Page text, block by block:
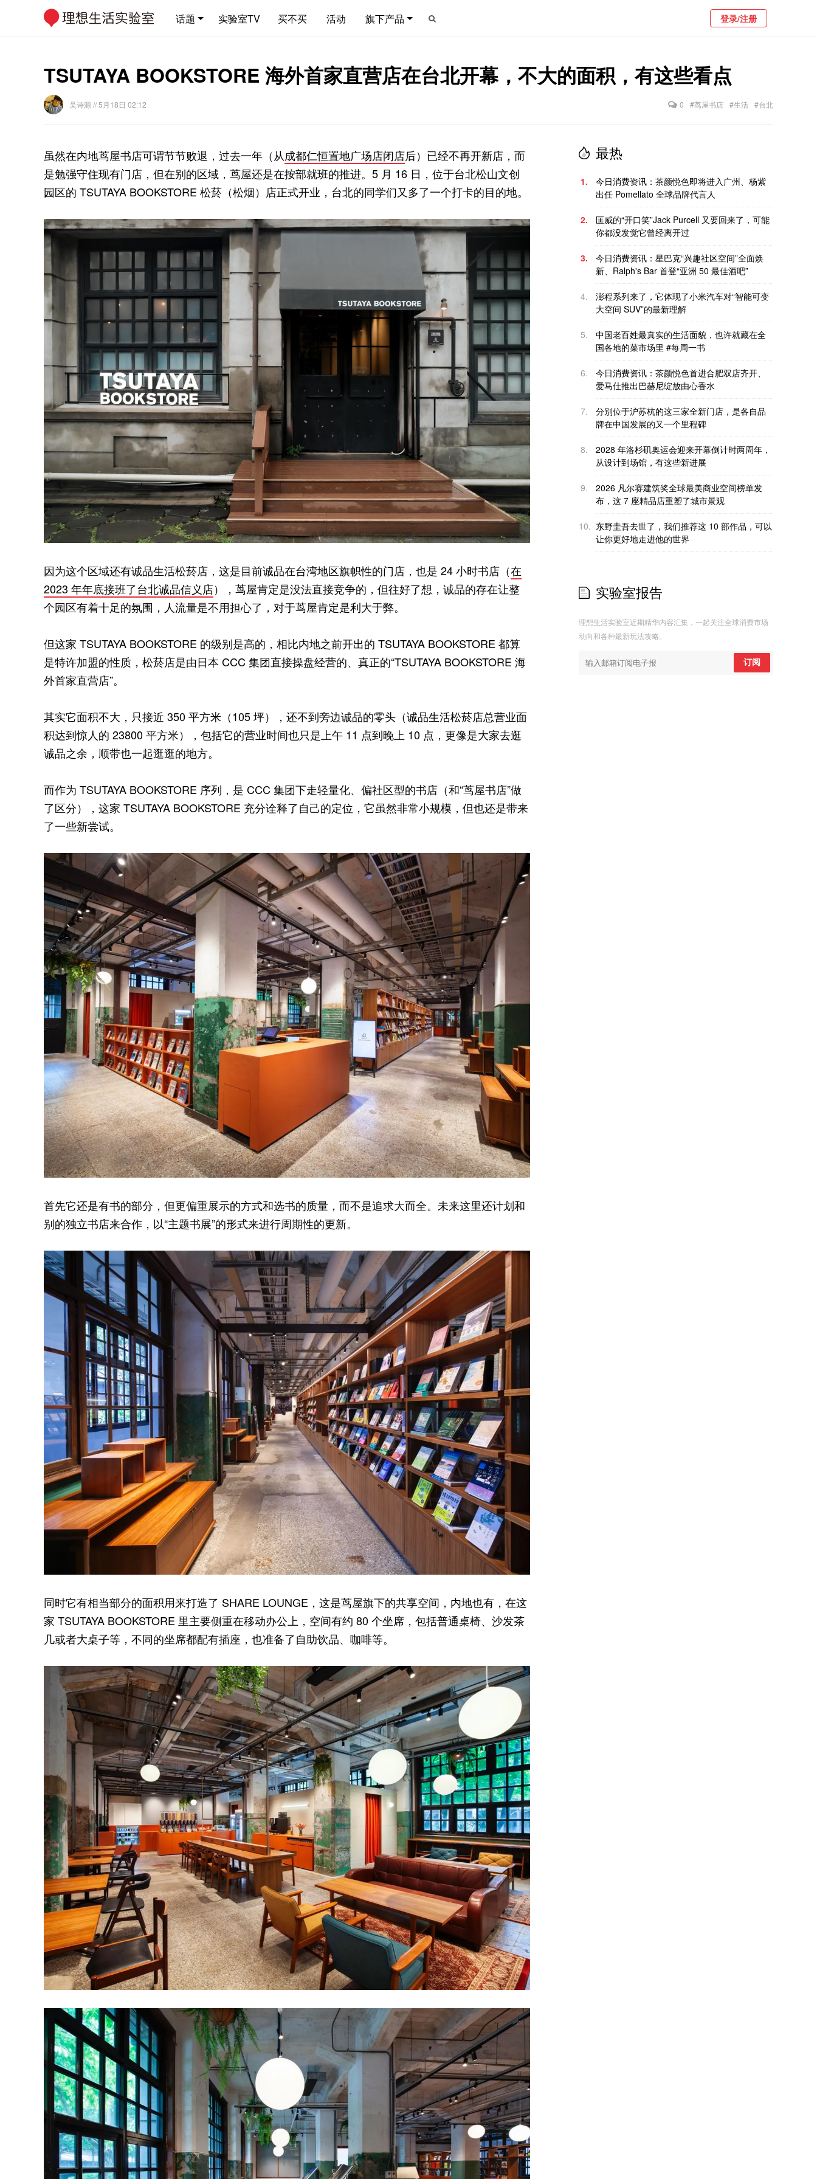
话题 实验室TV 买不买 活动 旗下产品 登录/注册
TSUTAYA BOOKSTORE 海外首家直营店在台北开幕，不大的面积，有这些看点
吴诗源 // 5月18日 02:12 0 #茑屋书店 #生活 #台北
虽然在内地茑屋书店可谓节节败退，过去一年（从成都仁恒置地广场店闭店后）已经不再开新店，而
是勉强守住现有门店，但在别的区域，茑屋还是在按部就班的推进。5 月 16 日，位于台北松山文创
园区的 TSUTAYA BOOKSTORE 松菸（松烟）店正式开业，台北的同学们又多了一个打卡的目的地。
因为这个区域还有诚品生活松菸店，这是目前诚品在台湾地区旗帜性的门店，也是 24 小时书店（在
2023 年年底接班了台北诚品信义店），茑屋肯定是没法直接竞争的，但往好了想，诚品的存在让整
个园区有着十足的氛围，人流量是不用担心了，对于茑屋肯定是利大于弊。
但这家 TSUTAYA BOOKSTORE 的级别是高的，相比内地之前开出的 TSUTAYA BOOKSTORE 都算
是特许加盟的性质，松菸店是由日本 CCC 集团直接操盘经营的、真正的“TSUTAYA BOOKSTORE 海
外首家直营店”。
其实它面积不大，只接近 350 平方米（105 坪），还不到旁边诚品的零头（诚品生活松菸店总营业面
积达到惊人的 23800 平方米），包括它的营业时间也只是上午 11 点到晚上 10 点，更像是大家去逛
诚品之余，顺带也一起逛逛的地方。
而作为 TSUTAYA BOOKSTORE 序列，是 CCC 集团下走轻量化、偏社区型的书店（和“茑屋书店”做
了区分），这家 TSUTAYA BOOKSTORE 充分诠释了自己的定位，它虽然非常小规模，但也还是带来
了一些新尝试。
首先它还是有书的部分，但更偏重展示的方式和选书的质量，而不是追求大而全。未来这里还计划和
别的独立书店来合作，以“主题书展”的形式来进行周期性的更新。
同时它有相当部分的面积用来打造了 SHARE LOUNGE，这是茑屋旗下的共享空间，内地也有，在这
家 TSUTAYA BOOKSTORE 里主要侧重在移动办公上，空间有约 80 个坐席，包括普通桌椅、沙发茶
几或者大桌子等，不同的坐席都配有插座，也准备了自助饮品、咖啡等。
最热
1.
今日消费资讯：茶颜悦色即将进入广州、杨紫
出任 Pomellato 全球品牌代言人
2.
匡威的“开口笑”Jack Purcell 又要回来了，可能
你都没发觉它曾经离开过
3.
今日消费资讯：星巴克“兴趣社区空间”全面焕
新、Ralph's Bar 首登“亚洲 50 最佳酒吧”
4.
澎程系列来了，它体现了小米汽车对“智能可变
大空间 SUV”的最新理解
5.
中国老百姓最真实的生活面貌，也许就藏在全
国各地的菜市场里 #每周一书
6.
今日消费资讯：茶颜悦色首进合肥双店齐开、
爱马仕推出巴赫尼绽放由心香水
7.
分别位于沪苏杭的这三家全新门店，是各自品
牌在中国发展的又一个里程碑
8.
2028 年洛杉矶奥运会迎来开幕倒计时两周年，
从设计到场馆，有这些新进展
9.
2026 凡尔赛建筑奖全球最美商业空间榜单发
布，这 7 座精品店重塑了城市景观
10. 东野圭吾去世了，我们推荐这 10 部作品，可以
让你更好地走进他的世界
实验室报告
理想生活实验室近期精华内容汇集，一起关注全球消费市场
动向和各种最新玩法攻略。